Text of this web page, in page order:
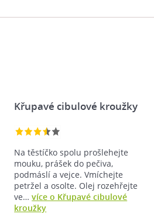
Křupavé cibulové kroužky
Na těstíčko spolu prošlehejte
mouku, prášek do pečiva,
podmáslí a vejce. Vmíchejte
petržel a osolte. Olej rozehřejte
ve…více o Křupavé cibulové
kroužky